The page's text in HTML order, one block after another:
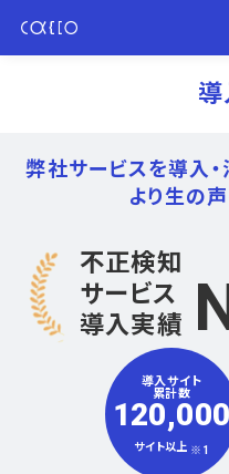
導
弊社サービスを導入
より生の
不正検知
サービス
導入実績
導入サイト
累計数
120,000
サイト以上 ※1